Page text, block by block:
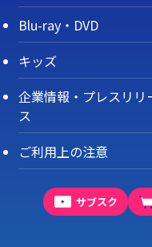
Blu-ray・DVD
キッズ
企業情報・プレスリリ
ス
ご利用上の注意
サブスク